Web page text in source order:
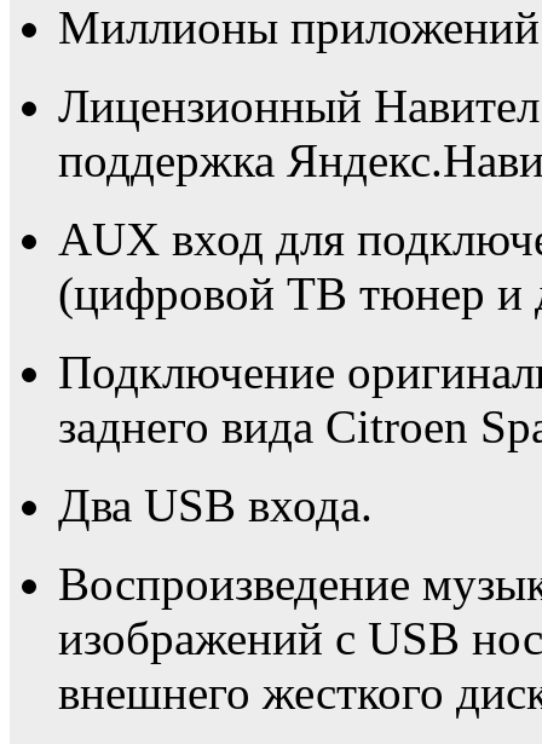
Миллионы приложений
Лицензионный
поддержка
AUX вход для
(цифровой ТВ тюнер и
Подключение
заднего вида Citroen
Два USB входа.
Воспроизведение
изображений с USB
внешнего жесткого